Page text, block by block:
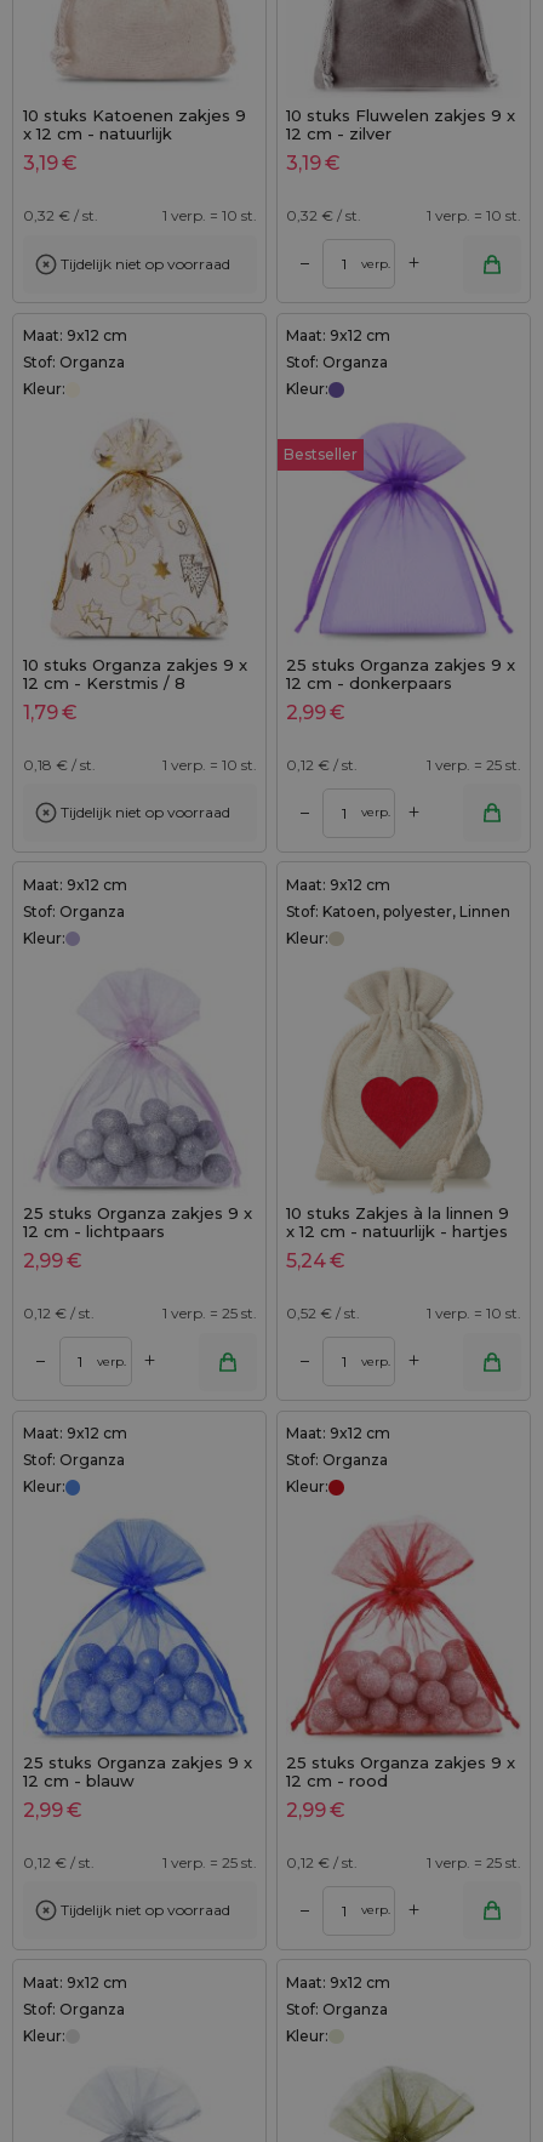
10 stuks Katoenen zakjes 9
x 12 cm - natuurlijk
3,19€
0,32 € / st. 1 verp. = 10 st.
Tijdelijk niet op voorraad
10 stuks Fluwelen zakjes 9 x
12 cm - zilver
3,19€
0,32 € / st. 1 verp. = 10 st.
– verp. +
Maat: 9x12 cm
Stof: Organza
Kleur:
10 stuks Organza zakjes 9 x
12 cm - Kerstmis / 8
1,79€
0,18 € / st. 1 verp. = 10 st.
Tijdelijk niet op voorraad
Maat: 9x12 cm
Stof: Organza
Kleur:
Bestseller
25 stuks Organza zakjes 9 x
12 cm - donkerpaars
2,99€
0,12 € / st. 1 verp. = 25 st.
– verp. +
Maat: 9x12 cm
Stof: Organza
Kleur:
25 stuks Organza zakjes 9 x
12 cm - lichtpaars
2,99€
0,12 € / st. 1 verp. = 25 st.
– verp. +
Maat: 9x12 cm
Stof: Katoen, polyester, Linnen
Kleur:
10 stuks Zakjes à la linnen 9
x 12 cm - natuurlijk - hartjes
5,24€
0,52 € / st. 1 verp. = 10 st.
– verp. +
Maat: 9x12 cm
Stof: Organza
Kleur:
25 stuks Organza zakjes 9 x
12 cm - blauw
2,99€
0,12 € / st. 1 verp. = 25 st.
Tijdelijk niet op voorraad
Maat: 9x12 cm
Stof: Organza
Kleur:
25 stuks Organza zakjes 9 x
12 cm - rood
2,99€
0,12 € / st. 1 verp. = 25 st.
– verp. +
Maat: 9x12 cm
Stof: Organza
Kleur:
Maat: 9x12 cm
Stof: Organza
Kleur: